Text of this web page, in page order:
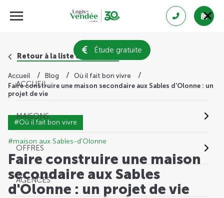
Étude gratuite
ACCUEIL
MAISONS
OFFRES
AGENCES
Retour à la liste des conseils
Accueil Blog
Où il fait bon vivre
Faire construire une maison secondaire aux Sables d'Olonne : un
projet de vie
#Où il fait bon vivre
#maison aux Sables-d'Olonne
Faire construire une maison
secondaire aux Sables
d'Olonne : un projet de vie